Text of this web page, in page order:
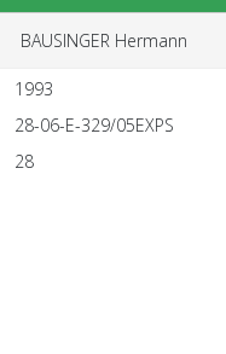
BAUSINGER Hermann
1993
28-06-E-329/05EXPS
28